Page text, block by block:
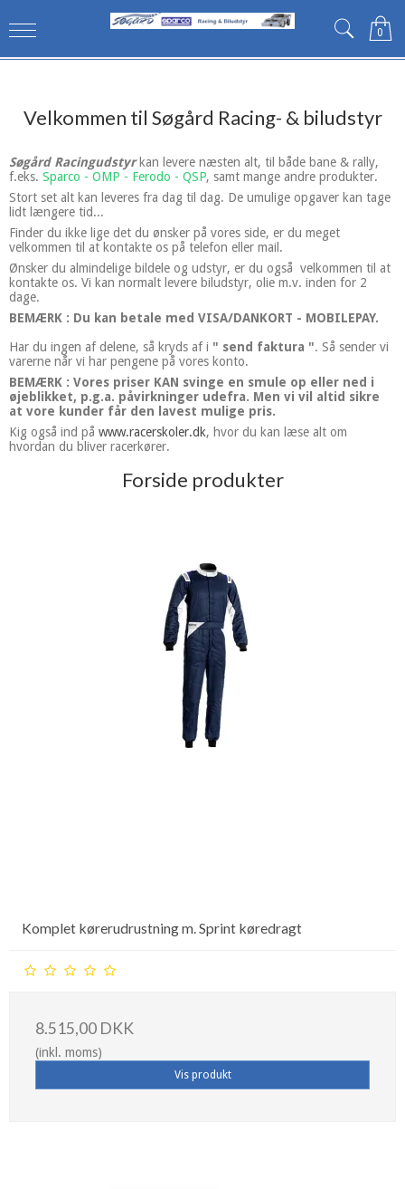
0
Velkommen til Søgård Racing- & biludstyr
Søgård Racingudstyrkan levere næsten alt, til både bane & rally,
f.eks. Sparco - OMP - Ferodo - QSP, samt mange andre produkter.
Stort set alt kan leveres fra dag til dag. De umulige opgaver kan tage
lidt længere tid...
Finder du ikke lige det du ønsker på vores side, er du meget
velkommen til at kontakte os på telefon eller mail.
Ønsker du almindelige bildele og udstyr, er du også velkommen til at
kontakte os. Vi kan normalt levere biludstyr, olie m.v. inden for 2
dage.
BEMÆRK : Du kan betale med VISA/DANKORT - MOBILEPAY.
Har du ingen af delene, så kryds af i " send faktura ". Så sender vi
varerne når vi har pengene på vores konto.
BEMÆRK : Vores priser KAN svinge en smule op eller ned i
øjeblikket, p.g.a. påvirkninger udefra. Men vi vil altid sikre
at vore kunder får den lavest mulige pris.
Kig også ind på www.racerskoler.dk, hvor du kan læse alt om
hvordan du bliver racerkører.
Forside produkter
Komplet kørerudrustning m. Sprint køredragt
8.515,00 DKK
(inkl. moms)
Vis produkt